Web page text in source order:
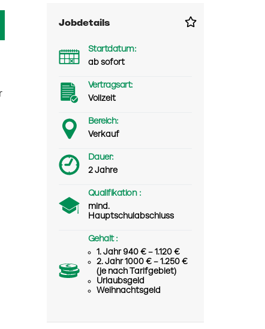
Jobdetails
Startdatum:
ab sofort
Vertragsart:
Vollzeit
Bereich:
Verkauf
Dauer:
2 Jahre
Qualifikation :
mind.
Hauptschulabschluss
Gehalt :
1. Jahr 940 € – 1.120 €
2. Jahr 1000 € – 1.250 €
(je nach Tarifgebiet)
Urlaubsgeld
Weihnachtsgeld